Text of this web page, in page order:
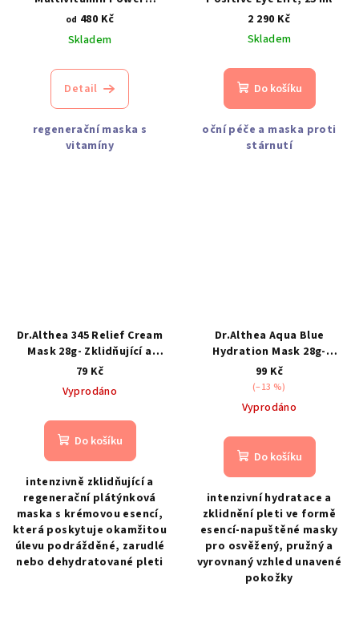
Recovery Masque
od 480 Kč
Skladem
Detail
regenerační maska s
vitamíny
2 290 Kč
Skladem
Do košíku
oční péče a maska proti
stárnutí
Dr.Althea 345 Relief Cream
Mask 28g- Zklidňující a
hydratační maska pro
citlivou, podrážděnou a
stresovanou pleť
79 Kč
Vyprodáno
Do košíku
intenzivně zklidňující a
regenerační plátýnková
maska s krémovou esencí,
která poskytuje okamžitou
úlevu podrážděné, zarudlé
nebo dehydratované pleti
Dr.Althea Aqua Blue
Hydration Mask 28g-
hydratační plátýnková
maska s azulenem a
bambusovou vodou
99 Kč
(–13 %)
Vyprodáno
Do košíku
intenzivní hydratace a
zklidnění pleti ve formě
esencí-napuštěné masky
pro osvěžený, pružný a
vyrovnaný vzhled unavené
pokožky